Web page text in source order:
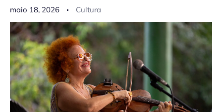
maio 18, 2026 Cultura